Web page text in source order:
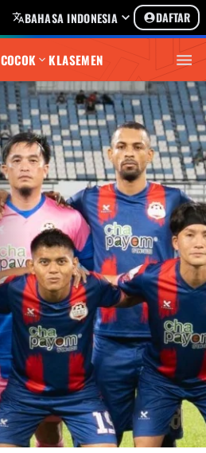
BAHASA INDONESIA DAFTAR
COCOK KLASEMEN